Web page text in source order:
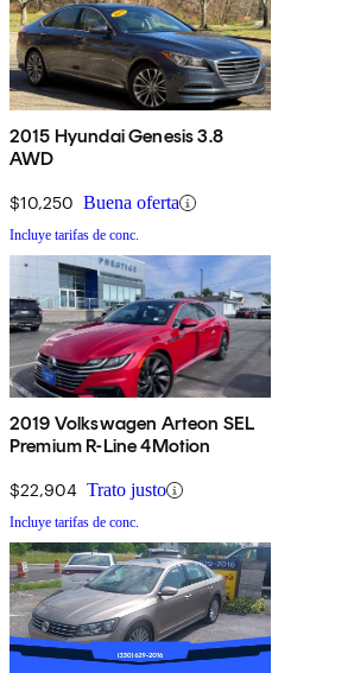
2015 Hyundai Genesis 3.8
AWD
$10,250 Buena oferta
Incluye tarifas de conc.
2019 Volkswagen Arteon SEL
Premium R-Line 4Motion
$22,904 Trato justo
Incluye tarifas de conc.